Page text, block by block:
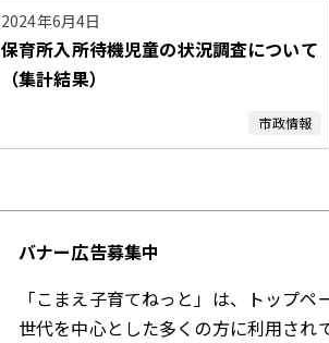
2024年6月4日
保育所入所待機児童の状況調査について
（集計結果）
市政情報
バナー広告募集中
「こまえ子育てねっと」は、トップ
世代を中心とした多くの方に利用され